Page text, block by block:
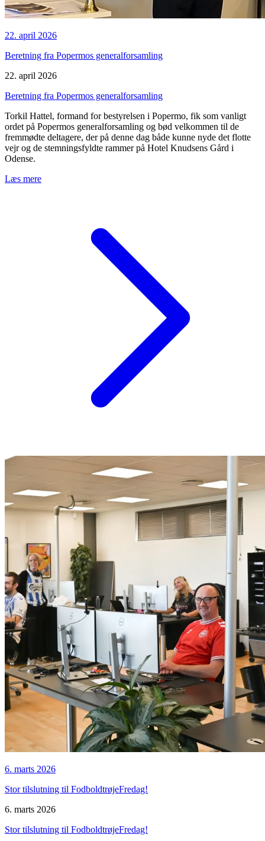
22. april 2026
Beretning fra Popermos generalforsamling
22. april 2026
Beretning fra Popermos generalforsamling
Torkil Hattel, formand for bestyrelsen i Popermo, fik som vanligt
ordet på Popermos generalforsamling og bød velkommen til de
fremmødte deltagere, der på denne dag både kunne nyde det flotte
vejr og de stemningsfyldte rammer på Hotel Knudsens Gård i
Odense.
Læs mere
6. marts 2026
Stor tilslutning til FodboldtrøjeFredag!
6. marts 2026
Stor tilslutning til FodboldtrøjeFredag!